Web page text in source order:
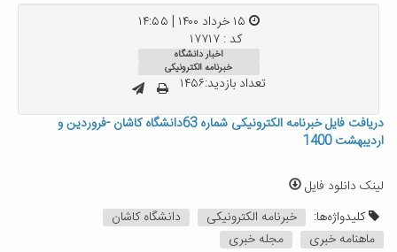
کد : ۱۷۷۱۷
اخبار دانشگاه
خبرنامه الکترونیکی
تعداد بازدید:۱۴۵۶
دریافت فایل خبرنامه الکترونیکی شماره 63دانشگاه کاشان -فروردین و
اردیبهشت 1400
لینک دانلود فایل
کلیدواژه‌ها:
خبرنامه الکترونیکی
دانشگاه کاشان
ماهنامه خبری
مجله خبری